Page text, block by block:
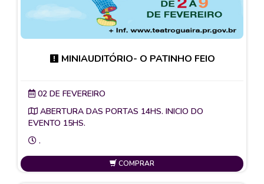
MINIAUDITÓRIO- O PATINHO FEIO
02 DE FEVEREIRO
ABERTURA DAS PORTAS 14HS. INICIO DO
EVENTO 15HS.
.
COMPRAR